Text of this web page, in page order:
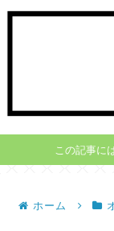
この記事に
ホーム